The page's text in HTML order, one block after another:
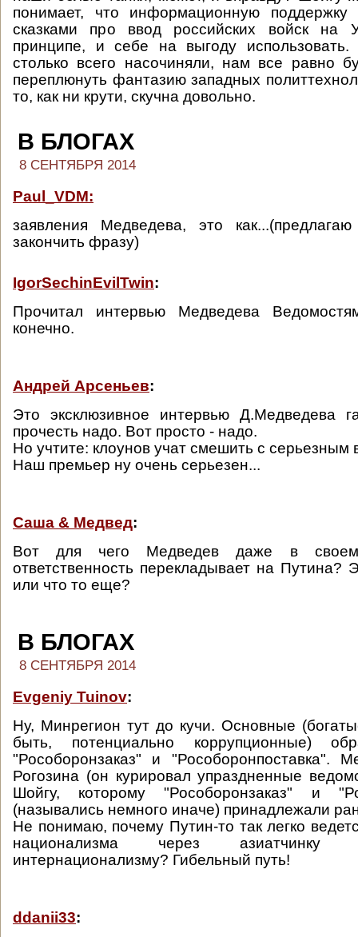
понимает, что информационную
сказками про ввод российских войск на
принципе, и себе на выгоду
столько всего насочиняли, нам все равно
переплюнуть фантазию западных
то, как ни крути, скучна довольно.
В БЛОГАХ
8 СЕНТЯБРЯ 2014
Paul_VDM:
заявления Медведева, это
закончить фразу)
IgorSechinEvilTwin:
Прочитал интервью Медведева
конечно.
Андрей Арсеньев:
Это эксклюзивное интервью Д.Медведева
прочесть надо. Вот просто - надо.
Но учтите: клоунов учат смешить с
Наш премьер ну очень серьезен...
Саша & Медвед:
Вот для чего Медведев даже в
ответственность перекладывает на Путина?
или что то еще?
В БЛОГАХ
8 СЕНТЯБРЯ 2014
Evgeniy Tuinov:
Ну, Минрегион тут до кучи. Основные
быть, потенциально коррупционные)
"Рособоронзаказ" и "Рособоронпоставка".
Рогозина (он курировал упраздненные
Шойгу, которому "Рособоронзаказ" и
(назывались немного иначе) принадлежали
Не понимаю, почему Путин-то так легко
национализма через азиатчинку
интернационализму? Гибельный путь!
ddanii33: